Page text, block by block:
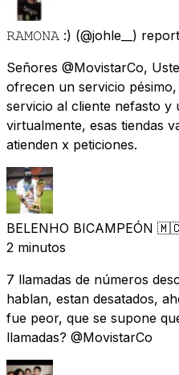
𝚁𝙰𝙼𝙾𝙽𝙰 :) (@johle__)
Señores @MovistarCo,
ofrecen un servicio
servicio al cliente nefasto y
virtualmente, esas tiendas
atienden x peticiones.
BELENHO BICAMPEÓN
2 minutos
7 llamadas de números
hablan, estan desatados,
fue peor, que se supone
llamadas? @MovistarCo